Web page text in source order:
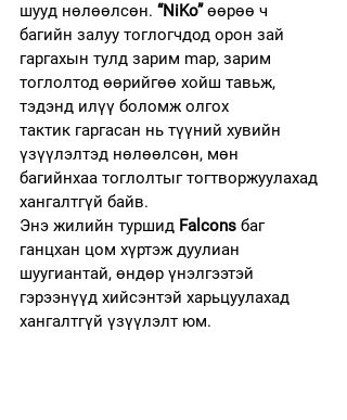
шууд нөлөөлсөн. “NiKo” өөрөө ч
багийн залуу тоглогчдод орон зай
гаргахын тулд зарим map, зарим
тоглолтод өөрийгөө хойш тавьж,
тэдэнд илүү боломж олгох
тактик гаргасан нь түүний хувийн
үзүүлэлтэд нөлөөлсөн, мөн
багийнхаа тоглолтыг тогтворжуулахад
хангалтгүй байв.
Энэ жилийн туршид Falcons баг
ганцхан цом хүртэж дуулиан
шуугиантай, өндөр үнэлгээтэй
гэрээнүүд хийсэнтэй харьцуулахад
хангалтгүй үзүүлэлт юм.